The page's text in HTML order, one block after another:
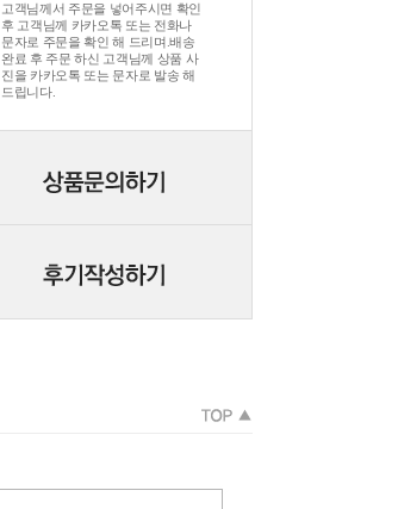
고객님께서 주문을 넣어주시면 확인
후 고객님께 카카오톡 또는 전화나
문자로 주문을 확인 해 드리며.배송
완료 후 주문 하신 고객님께 상품 사
진을 카카오톡 또는 문자로 발송 해
드립니다.